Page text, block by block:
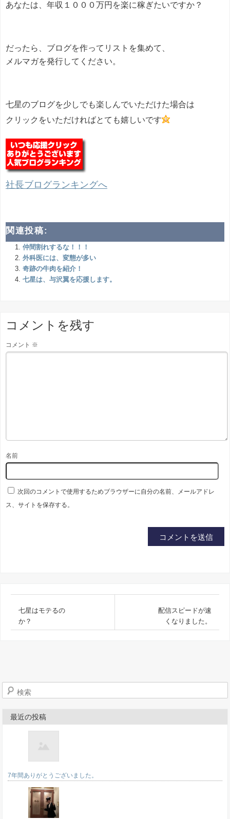
あなたは、年収１０００万円を楽に稼ぎたいですか？
だったら、ブログを作ってリストを集めて、
メルマガを発行してください。
七星のブログを少しでも楽しんでいただけた場合は
クリックをいただければとても嬉しいです
社長ブログランキングへ
関連投稿:
仲間割れするな！！！
外科医には、変態が多い
奇跡の牛肉を紹介！
七星は、与沢翼を応援します。
コメントを残す
コメント ※
名前
次回のコメントで使用するためブラウザーに自分の名前、メールアドレ
ス、サイトを保存する。
七星はモテるの
か？
配信スピードが速
くなりました。
検索
最近の投稿
7年間ありがとうございました。